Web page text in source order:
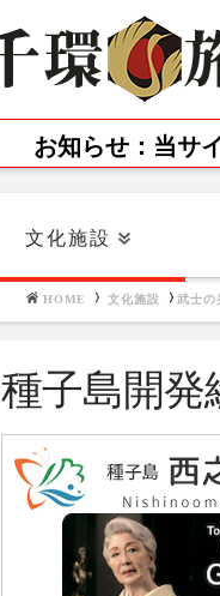
お知らせ：当サ
文化施設
HOME 文化施設 武士の
種子島開発